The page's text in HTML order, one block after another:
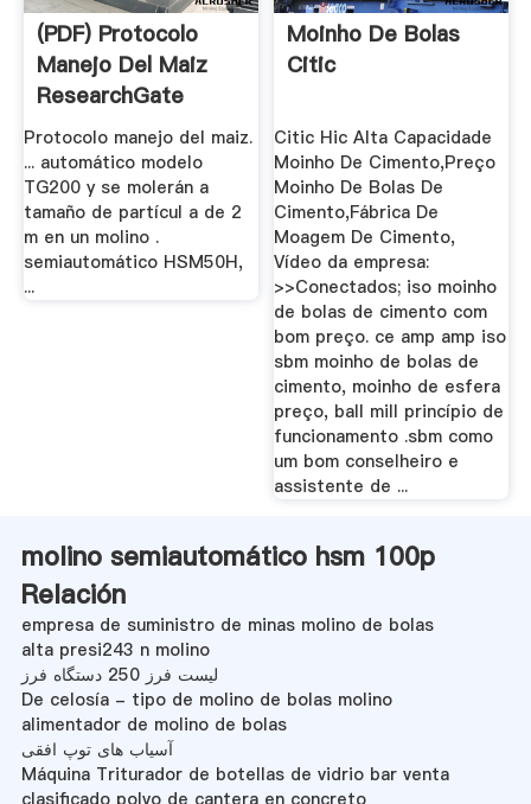
(PDF) Protocolo
Manejo Del Maiz
ResearchGate
Protocolo manejo del maiz.
... automático modelo
TG200 y se molerán a
tamaño de partícul a de 2
m en un molino .
semiautomático HSM50H,
...
Moinho De Bolas
Citic
Citic Hic Alta Capacidade
Moinho De Cimento,Preço
Moinho De Bolas De
Cimento,Fábrica De
Moagem De Cimento,
Vídeo da empresa:
>>Conectados; iso moinho
de bolas de cimento com
bom preço. ce amp amp iso
sbm moinho de bolas de
cimento, moinho de esfera
preço, ball mill princípio de
funcionamento .sbm como
um bom conselheiro e
assistente de ...
molino semiautomático hsm 100p
Relación
empresa de suministro de minas molino de bolas
alta presi243 n molino
لیست فرز 250 دستگاه فرز
De celosía - tipo de molino de bolas molino
alimentador de molino de bolas
آسیاب های توپ افقی
Máquina Triturador de botellas de vidrio bar venta
clasificado polvo de cantera en concreto